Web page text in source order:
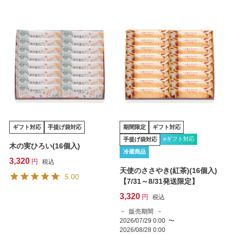
ギフト対応 手提げ袋対応
木の実ひろい(16個入)
3,320 税込
5.00
期間限定 ギフト対応
手提げ袋対応 eギフト対応
冷蔵商品
天使のささやき(紅茶)(16個入)
【7/31～8/31発送限定】
3,320
税込
販売期間
2026/07/29 0:00 〜
2026/08/28 0:00